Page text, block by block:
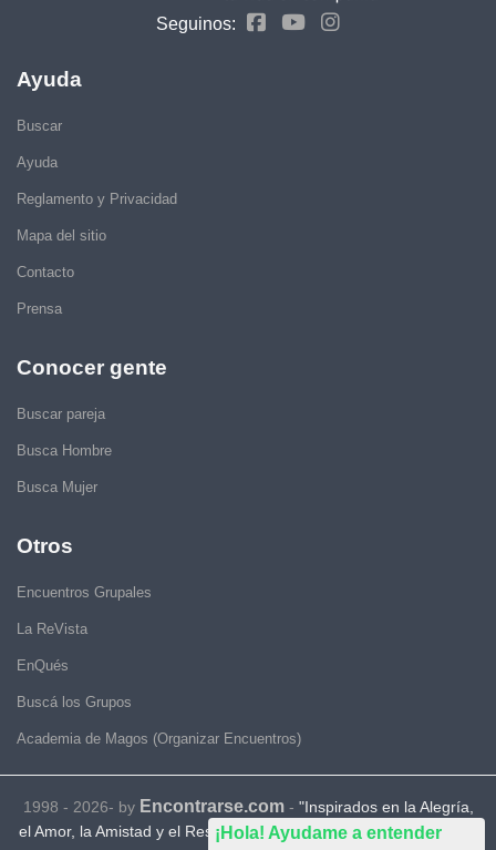
¡Hola! Ayudame a entender
Seguinos:
Ayuda
Buscar
Ayuda
Reglamento y Privacidad
Mapa del sitio
Contacto
Prensa
Conocer gente
Buscar pareja
Busca Hombre
Busca Mujer
Otros
Encuentros Grupales
La ReVista
EnQués
Buscá los Grupos
Academia de Magos (Organizar Encuentros)
1998 - 2026- by Encontrarse.com- "Inspirados en la Alegría,
el Amor, la Amistad y el Respeto, motivamos a la gente a que sea